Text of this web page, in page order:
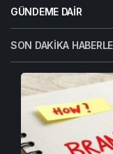
GÜNDEME DAIR
SON DAKIKA